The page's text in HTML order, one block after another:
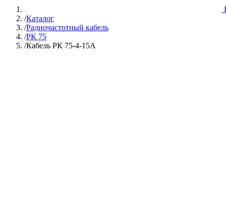
/Каталог
/Радиочастотный кабель
/РК 75
/Кабель РК 75-4-15А